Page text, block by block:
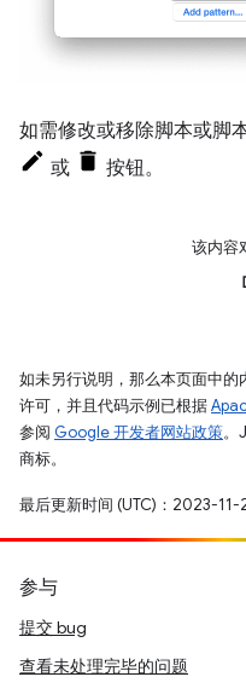
如需修改或移除脚本或脚
或
按钮。
该内容
如未另行说明，那么本页面中的
许可，并且代码示例已根据
参阅 Google 开发者网站政策。
商标。
最后更新时间 (UTC)：2023-11-
参与
提交 bug
查看未处理完毕的问题